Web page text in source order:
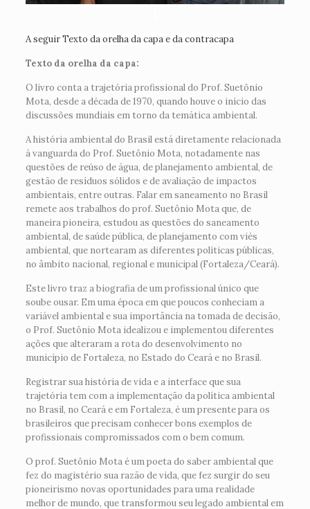
A seguir Texto da orelha da capa e da contracapa
Texto da orelha da capa:
O livro conta a trajetória profissional do Prof. Suetônio
Mota, desde a década de 1970, quando houve o início das
discussões mundiais em torno da temática ambiental.
A história ambiental do Brasil está diretamente relacionada
à vanguarda do Prof. Suetônio Mota, notadamente nas
questões de reúso de água, de planejamento ambiental, de
gestão de resíduos sólidos e de avaliação de impactos
ambientais, entre outras. Falar em saneamento no Brasil
remete aos trabalhos do prof. Suetônio Mota que, de
maneira pioneira, estudou as questões do saneamento
ambiental, de saúde pública, de planejamento com viés
ambiental, que nortearam as diferentes políticas públicas,
no âmbito nacional, regional e municipal (Fortaleza/Ceará).
Este livro traz a biografia de um profissional único que
soube ousar. Em uma época em que poucos conheciam a
variável ambiental e sua importância na tomada de decisão,
o Prof. Suetônio Mota idealizou e implementou diferentes
ações que alteraram a rota do desenvolvimento no
município de Fortaleza, no Estado do Ceará e no Brasil.
Registrar sua história de vida e a interface que sua
trajetória tem com a implementação da política ambiental
no Brasil, no Ceará e em Fortaleza, é um presente para os
brasileiros que precisam conhecer bons exemplos de
profissionais compromissados com o bem comum.
O prof. Suetônio Mota é um poeta do saber ambiental que
fez do magistério sua razão de vida, que fez surgir do seu
pioneirismo novas oportunidades para uma realidade
melhor de mundo, que transformou seu legado ambiental em